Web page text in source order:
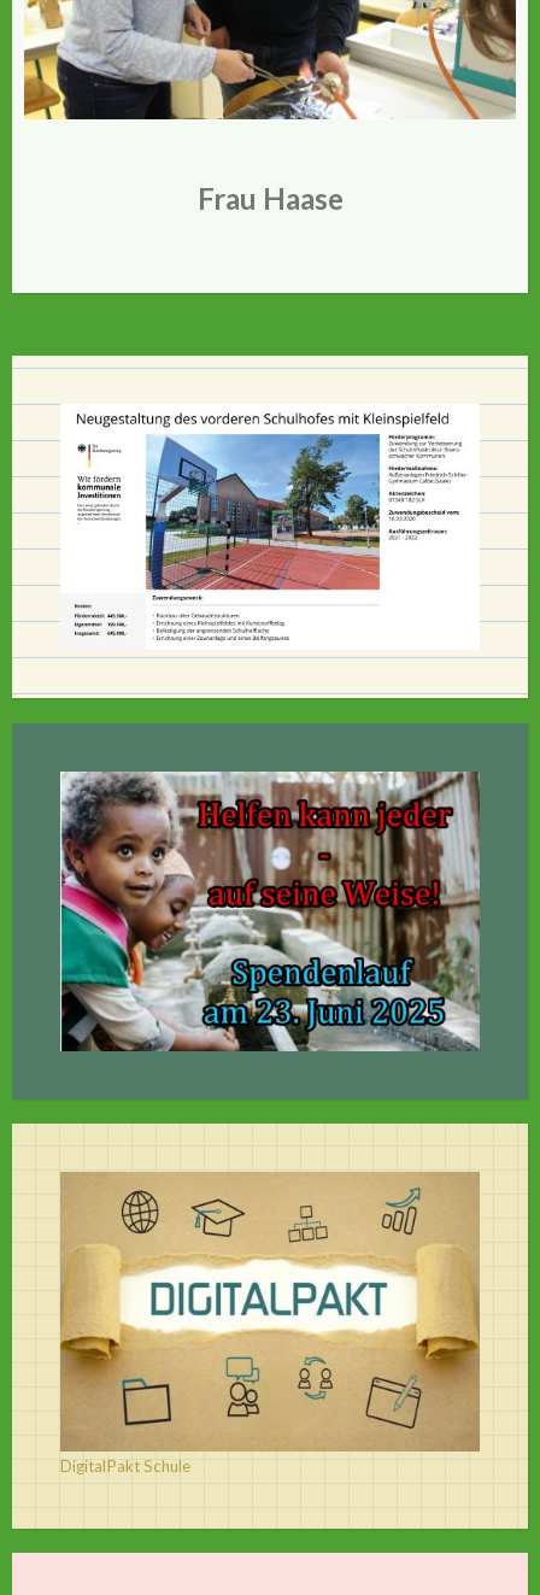
Frau Haase
DigitalPakt Schule